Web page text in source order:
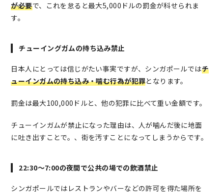
が必要で、これを怠ると最大5,000ドルの罰金が科せられま
す。
チューイングガムの持ち込み禁止
日本人にとっては信じがたい事実ですが、シンガポールではチ
ューインガムの持ち込み・噛む行為が犯罪となります。
罰金は最大100,000ドルと、他の犯罪に比べて重い金額です。
チューインガムが禁止になった理由は、人が噛んだ後に地面
に吐き出すことで。、街を汚すことになってしまうからです。
22:30～7:00の夜間で公共の場での飲酒禁止
シンガポールではレストランやバーなどの許可を得た場所を